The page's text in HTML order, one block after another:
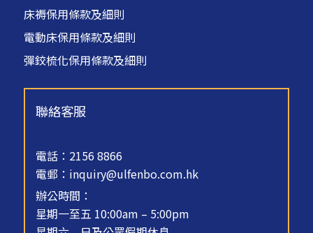
床褥保用條款及細則
電動床保用條款及細則
彈鉸梳化保用條款及細則
聯絡客服
電話：2156 8866
電郵： inquiry@ulfenbo.com.hk
辦公時間：
星期一至五 10:00am – 5:00pm